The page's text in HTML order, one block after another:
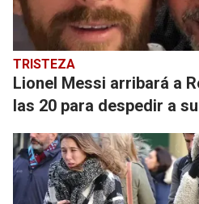
TRISTEZA
Lionel Messi arribará a
las 20 para despedir a